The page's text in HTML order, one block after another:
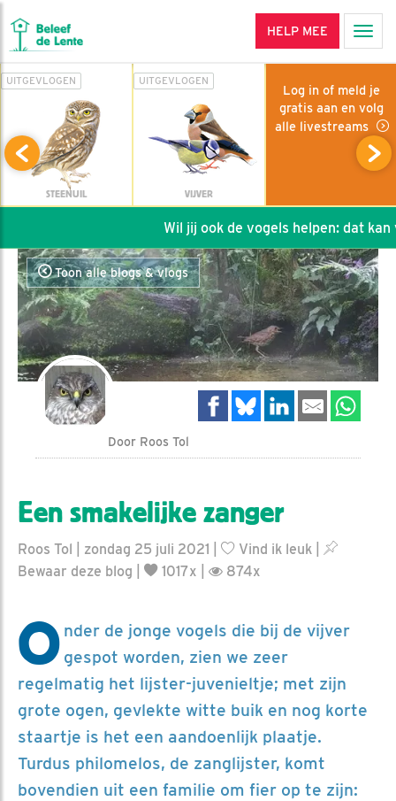
HELP MEE
UITGEVLOGEN
STEENUIL
UITGEVLOGEN
VIJVER
Log in of meld je
gratis aan en volg
alle livestreams
Wil jij ook de vogels helpen: dat kan
Toon alle blogs & vlogs
Door Roos Tol
Een smakelijke zanger
Roos Tol | zondag 25 juli 2021 | Vind ik leuk
Bewaar deze blog
1017x | 874x
O nder de jonge vogels die bij de vijver
gespot worden, zien we zeer
regelmatig het lijster-juvenieltje; met zijn
grote ogen, gevlekte witte buik en nog korte
staartje is het een aandoenlijk plaatje.
Turdus philomelos, de zanglijster, komt
bovendien uit een familie om fier op te zijn: